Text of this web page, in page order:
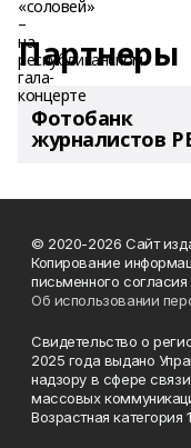
Партнеры
Фотобанк
журналистов
© 2020-2026 Сайт
Копирование
письменного
Об использовании
Свидетельство о
2025 года выдано
надзору в сфере
массовых
Возрастная категория